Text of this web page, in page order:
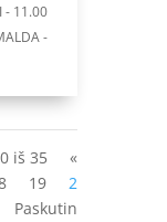
- 11.00
-
iš 35
«
19
2
Paskutin